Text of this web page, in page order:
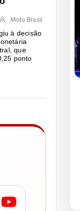
Misto Brasil
à decisão
que
ponto